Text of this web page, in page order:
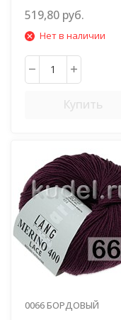
519,80 руб.
Нет в наличии
Купить
0066 БОРДОВЫЙ